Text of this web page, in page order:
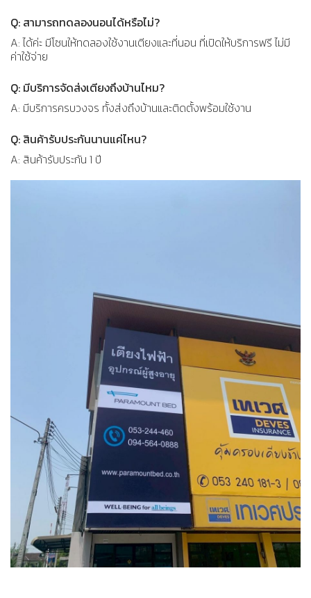
Q: สามารถทดลองนอนได้หรือไม่?
A: ได้ค่ะ มีโซนให้ทดลองใช้งานเตียงและที่นอน ที่เปิดให้บริการฟรี ไม่มี
ค่าใช้จ่าย
Q: มีบริการจัดส่งเตียงถึงบ้านไหม?
A: มีบริการครบวงจร ทั้งส่งถึงบ้านและติดตั้งพร้อมใช้งาน
Q: สินค้ารับประกันนานแค่ไหน?
A: สินค้ารับประกัน 1 ปี